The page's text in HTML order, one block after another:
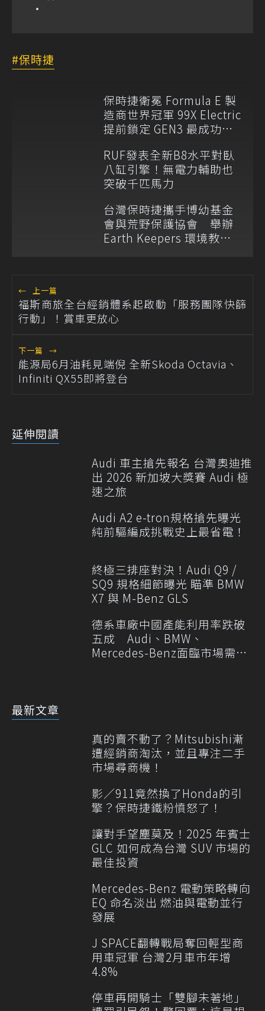
保時捷
保時捷衛冕 Formula E 製
造商世界冠軍 99X Electric
提前鎖定 GEN3 最成功賽
RUF發表全新B8水平對臥
八缸引擎！無電力輔助也
突破千匹馬力
台灣保時捷攜手博幼基金
會與荒野保護協會 舉辦
Earth Keepers 環境教育
← 上一篇
福斯商旅全台經銷體系起啟動「服務團隊快篩
行動」！賞車更放心
下一篇 →
能源局6月油耗見端倪 全新Skoda Octavia、
Infiniti QX55即將登台
延伸閱讀
Audi 車主搶先報名 台灣奧迪推
出 2026 新加坡大獎賽 Audi 極
速之旅
Audi A2 e-tron規格搶先曝光
純前驅編成挑戰史上最省電！
終極三排座對決！Audi Q9 /
SQ9 規格細節曝光 瞄準 BMW
X7 與 M-Benz GLS
德系車廠中國產能利用率跌破
五成 Audi、BMW、
Mercedes-Benz面臨市場需求
最新文章
真的賣不動了？Mitsubishi漸
遭經銷商淘汰，並且專注二手
市場尋商機！
影／911竟然換了Honda的引
擎？保時捷鐵粉憤怒了！
讓對手望塵莫及！2025 年賓士
GLC 如何成為台灣 SUV 市場的
最佳投資
Mercedes-Benz 電動策略轉向
EQ 命名淡出 燃油與電動並行
發展
J SPACE翻轉戰局奪回輕型商
用車冠軍 台灣2月車市年增
4.8%
停車再開騎士「雙腳未著地」